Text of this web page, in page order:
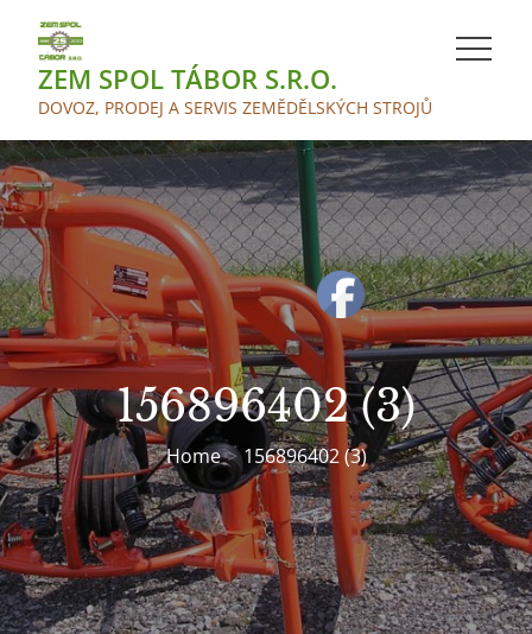
contentZEM SPOL TÁBOR S.R.O.
DOVOZ, PRODEJ A SERVIS ZEMĚDĚLSKÝCH STROJŮ
156896402 (3)
Home 156896402 (3)